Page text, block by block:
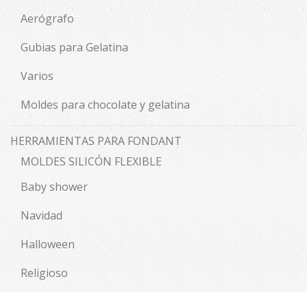
Aerógrafo
Gubias para Gelatina
Varios
Moldes para chocolate y gelatina
HERRAMIENTAS PARA FONDANT
MOLDES SILICÓN FLEXIBLE
Baby shower
Navidad
Halloween
Religioso